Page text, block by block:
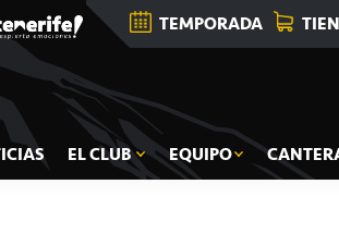
TEMPORADA
EL CLUB EQUIPO